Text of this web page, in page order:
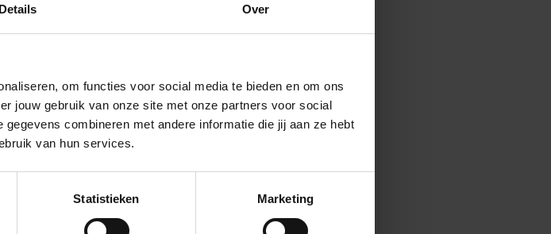
Details Over
om functies voor social media te bieden en om ons
jouw gebruik van onze site met onze partners voor social
combineren met andere informatie die jij aan ze hebt
van hun services.
Statistieken Marketing
week van 15 november klaar met de aanplant
de Willem Mechteldstraat en de
bij